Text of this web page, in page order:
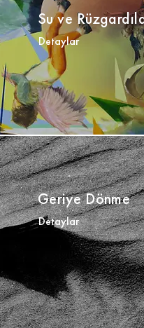
Su ve
Detaylar
Geriye Dönme
Detaylar